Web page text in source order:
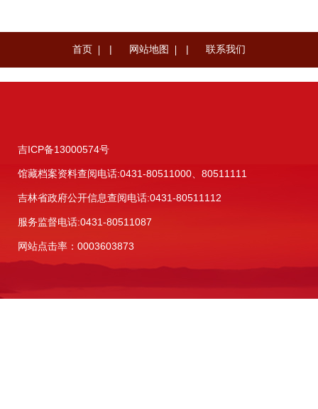
首页 | 网站地图 | 联系我们
吉ICP备13000574号
馆藏档案资料查阅电话:0431-80511000、80511111
吉林省政府公开信息查阅电话:0431-80511112
服务监督电话:0431-80511087
网站点击率：0003603873